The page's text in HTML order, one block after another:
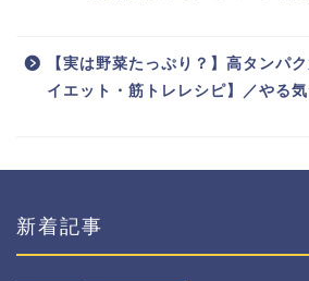
【実は野菜たっぷり？】高タンパ
イエット・筋トレレシピ】／や
新着記事